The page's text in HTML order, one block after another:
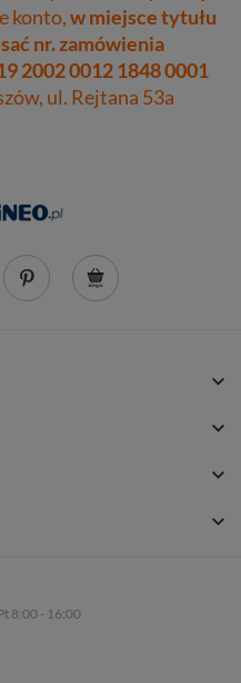
konto,w miejsce tytułu
nr. zamówienia
2002 0012 1848 0001
ul. Rejtana 53a
8:00 - 16:00